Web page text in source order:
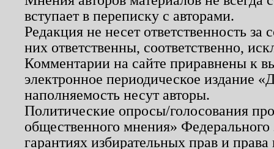
вступает в переписку с авторами.
Редакция не несет ответственность
них ответственны, соответственно,
Комментарии на сайте приравнены к
электронное периодическое издание
наполняемость несут авторы.
Политические опросы/голосования
общественного мнения»
гарантиях избирательных прав и